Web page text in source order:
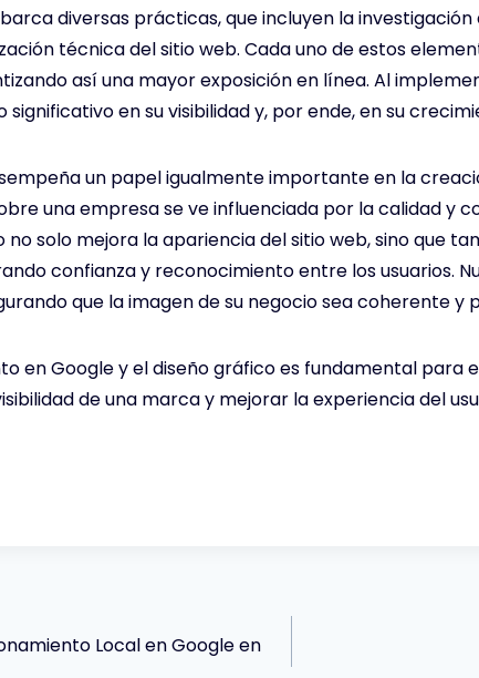
diversas prácticas, que incluyen la
técnica del sitio web. Cada uno de estos
así una mayor exposición en línea. Al
en su visibilidad y, por ende, en su
un papel igualmente importante en la
una empresa se ve influenciada por la calidad y
solo mejora la apariencia del sitio web, sino que
confianza y reconocimiento entre los usuarios.
que la imagen de su negocio sea coherente y
en Google y el diseño gráfico es fundamental para
de una marca y mejorar la experiencia del
Local en Google en